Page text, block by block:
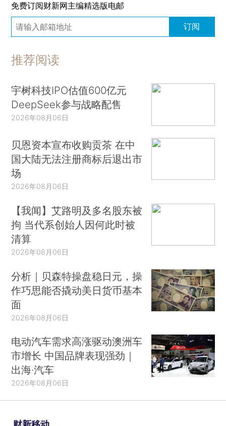
免费订阅财新网主编精选版电邮
订阅
推荐阅读
宇树科技IPO估值600亿元
DeepSeek参与战略配售
2026年08月06日
贝恩资本宣布收购贡茶 在中
国大陆无法注册商标后退出市
场
2026年08月06日
【我闻】艾路明及多名股东被
拘 当代系创始人因何此时被
清算
2026年08月06日
分析｜贝森特操盘稳日元，操
作巧思能否撬动美日货币基本
面
2026年08月06日
电动汽车需求高涨驱动澳洲车
市增长 中国品牌表现强劲｜
出海·汽车
2026年08月06日